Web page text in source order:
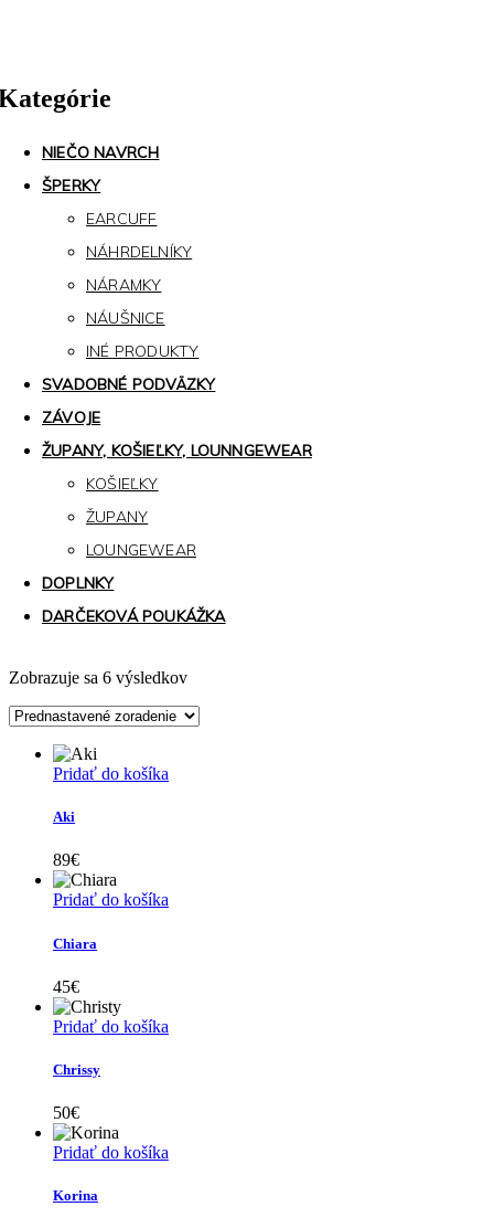
Zobrazuje sa 6 výsledkov
Pridať do košíka
Aki
89€
Pridať do košíka
Chiara
45€
Pridať do košíka
Chrissy
50€
Pridať do košíka
Korina
NIEČO NAVRCH
ŠPERKY
EARCUFF
NÁHRDELNÍKY
NÁRAMKY
NÁUŠNICE
INÉ PRODUKTY
SVADOBNÉ PODVÄZKY
ZÁVOJE
ŽUPANY, KOŠIEĽKY, LOUNNGEWEAR
KOŠIEĽKY
ŽUPANY
LOUNGEWEAR
DOPLNKY
DARČEKOVÁ POUKÁŽKA